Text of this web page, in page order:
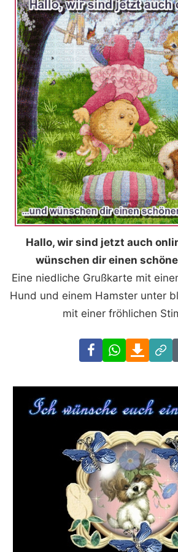
Hallo, wir sind jetzt auch
wünschen dir einen
Eine niedliche Grußkarte mit
Hund und einem Hamster unter
mit einer fröhlichen
FacebookWhatsApp
Link